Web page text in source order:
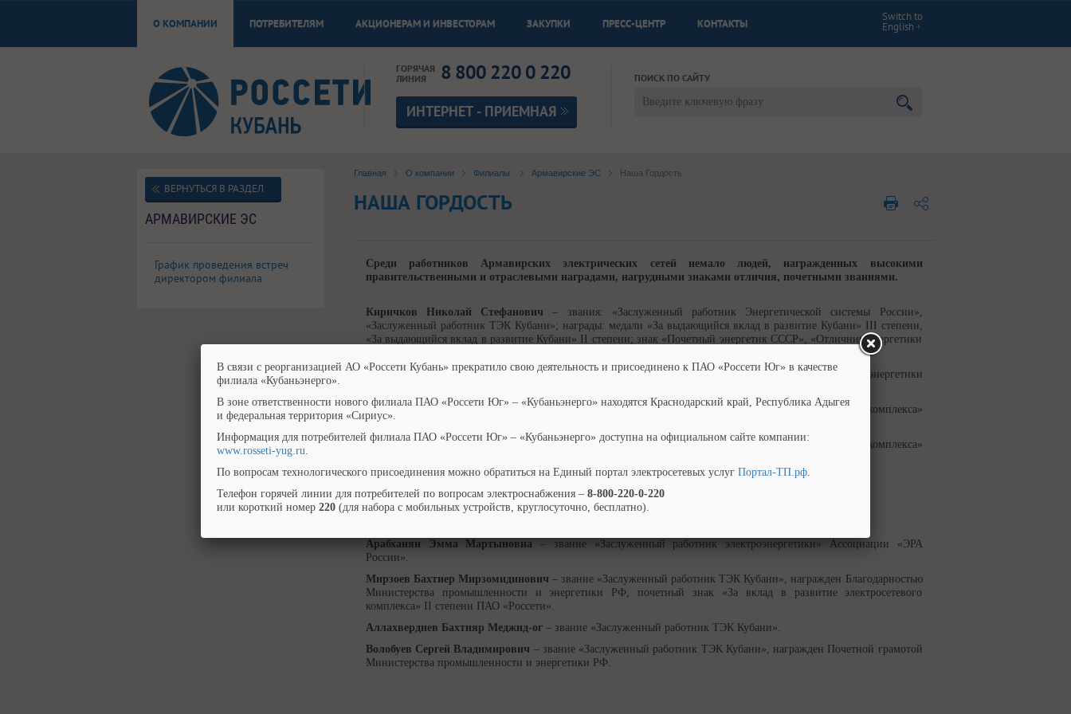
О КОМПАНИИ ПОТРЕБИТЕЛЯМ АКЦИОНЕРАМ И ИНВЕСТОРАМ ЗАКУПКИ ПРЕСС-ЦЕНТР КОНТАКТЫ
Switch to
English
ГОРЯЧАЯ
ЛИНИЯ
8 800 220 0 220
ИНТЕРНЕТ - ПРИЕМНАЯ
ПОИСК ПО САЙТУ
Главная О компании Филиалы Армавирские ЭС Наша Гордость
НАША ГОРДОСТЬ
Среди работников Армавирских электрических сетей немало людей, награжденных высокими
правительственными и отраслевыми наградами, нагрудными знаками отличия, почетными званиями.
Киричков Николай Стефанович – звания: «Заслуженный работник Энергетической системы России»,
«Заслуженный работник ТЭК Кубани»; награды: медали «За выдающийся вклад в развитие Кубани» III степени,
«За выдающийся вклад в развитие Кубани» II степени; знак «Почетный энергетик СССР», «Отличник энергетики
Заплавнов Николай Петрович– звание «Почетный энергетик Министерства промышленности и энергетики
Долженко Николай Александрович– звание «Почетный работник топливно-энергетического комплекса»
Министерства энергетики России.
Теняков Николай Васильевич - звание «Почетный работник топливно-энергетического комплекса»
Олейников Борис Григорьевич– звание «Заслуженный работник Минтопэнерго РФ».
Колтыков Владимир Сергеевич– звание «Почетный энергетик Министерства энергетики РФ».
Арабханян Эмма Мартыновна – звание «Заслуженный работник электроэнергетики» Ассоциации «ЭРА
России».
Мирзоев Бахтиер Мирзомидинович – звание «Заслуженный работник ТЭК Кубани», награжден Благодарностью
Министерства промышленности и энергетики РФ, почетный знак «За вклад в развитие электросетевого
комплекса» II степени ПАО «Россети».
Аллахвердиев Бахтияр Меджид-ог– звание «Заслуженный работник ТЭК Кубани».
Волобуев Сергей Владимирович – звание «Заслуженный работник ТЭК Кубани», награжден Почетной грамотой
Министерства промышленности и энергетики РФ.
ВЕРНУТЬСЯ В РАЗДЕЛ
АРМАВИРСКИЕ ЭС
График проведения встреч
директором филиала
В связи с реорганизацией АО «Россети Кубань» прекратило свою деятельность и присоединено к ПАО «Россети Юг» в качестве
филиала «Кубаньэнерго».
В зоне ответственности нового филиала ПАО «Россети Юг» – «Кубаньэнерго» находятся Краснодарский край, Республика Адыгея
и федеральная территория «Сириус».
Информация для потребителей филиала ПАО «Россети Юг» – «Кубаньэнерго» доступна на официальном сайте компании:
www.rosseti-yug.ru.
По вопросам технологического присоединения можно обратиться на Единый портал электросетевых услуг Портал-ТП.рф.
Телефон горячей линии для потребителей по вопросам электроснабжения – 8-800-220-0-220
или короткий номер 220 (для набора с мобильных устройств, круглосуточно, бесплатно).